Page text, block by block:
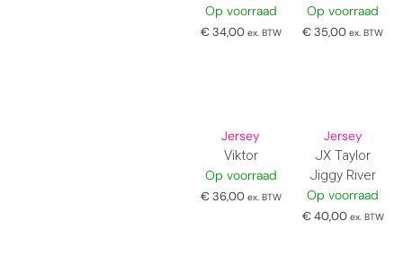
Op voorraad
€34,00 ex. BTW
Op voorraad
€35,00 ex. BTW
Jersey
Viktor
Op voorraad
€36,00 ex. BTW
Jersey
JX Taylor
Jiggy River
Op voorraad
€40,00 ex. BTW